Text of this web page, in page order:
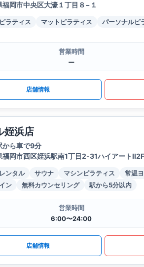
福岡市中央区大濠１丁目８−１
ラティス マットピラティス パーソナルピ
営業時間
ー
店舗情報
姪浜店
から車で9分
福岡市西区姪浜駅南1丁目2-31ハイアートII2F
ンタル サウナ マシンピラティス 常温
ン
無料カウンセリング 駅から5分以内
営業時間
6:00〜24:00
店舗情報